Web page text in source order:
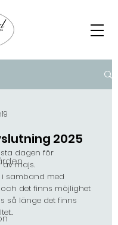
2025
dagen för
majs.
samband med
det finns möjlighet
så länge det finns